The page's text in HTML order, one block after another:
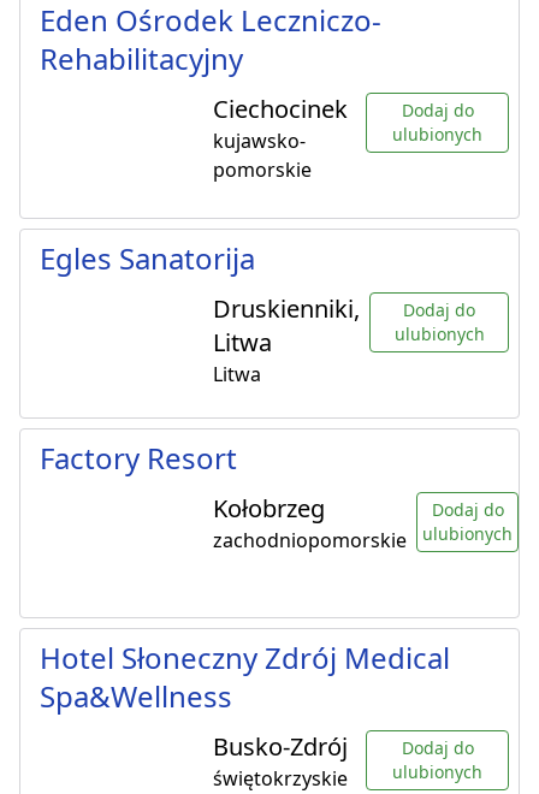
Eden Ośrodek Leczniczo-
Rehabilitacyjny
Ciechocinek
kujawsko-
pomorskie
Dodaj do
ulubionych
Egles Sanatorija
Druskienniki,
Litwa
Litwa
Dodaj do
ulubionych
Factory Resort
Kołobrzeg
zachodniopomorskie
Dodaj do
ulubionych
Hotel Słoneczny Zdrój Medical
Spa&Wellness
Busko-Zdrój
świętokrzyskie
Dodaj do
ulubionych